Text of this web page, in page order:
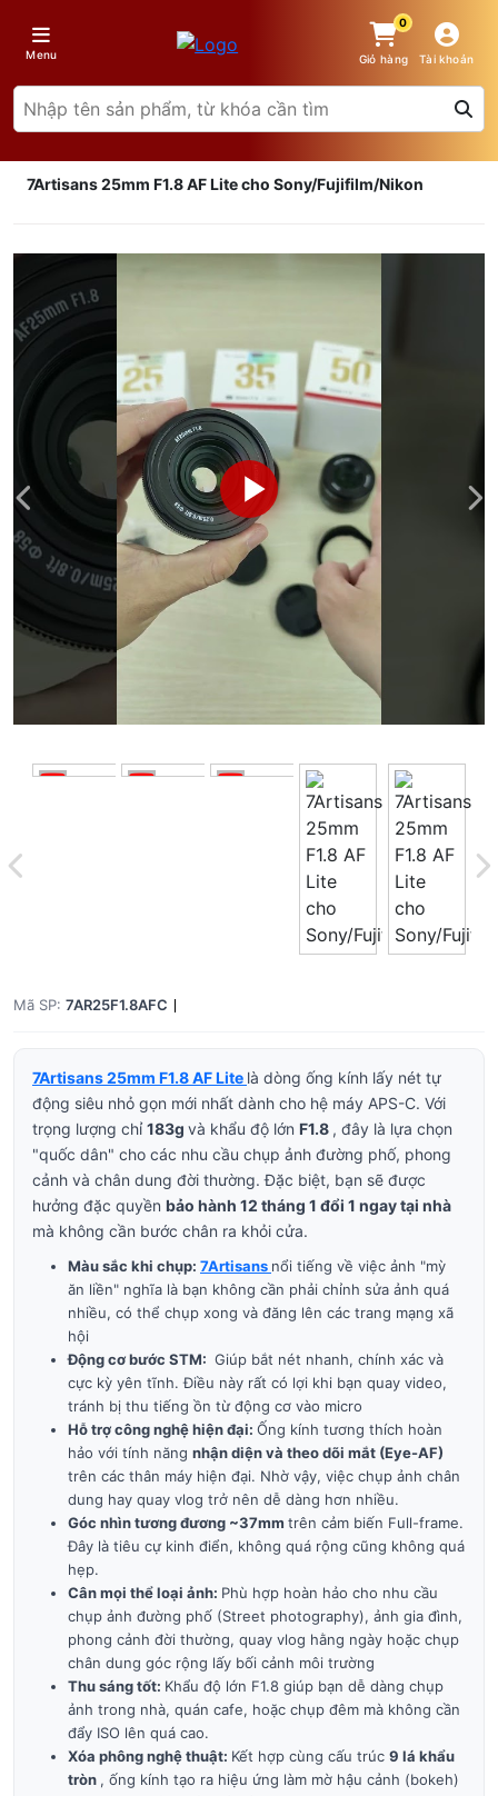
Menu
0
Giỏ hàng Tài khoản
7Artisans 25mm F1.8 AF Lite cho Sony/Fujifilm/Nikon
Mã SP: 7AR25F1.8AFC
7Artisans 25mm F1.8 AF Lite là dòng ống kính lấy nét tự
động siêu nhỏ gọn mới nhất dành cho hệ máy APS-C. Với
trọng lượng chỉ183g và khẩu độ lớn F1.8 , đây là lựa chọn
"quốc dân" cho các nhu cầu chụp ảnh đường phố, phong
cảnh và chân dung đời thường. Đặc biệt, bạn sẽ được
hưởng đặc quyền bảo hành 12 tháng 1 đổi 1 ngay tại nhà
mà không cần bước chân ra khỏi cửa.
Màu sắc khi chụp: 7Artisans nổi tiếng về việc ảnh "mỳ
ăn liền" nghĩa là bạn không cần phải chỉnh sửa ảnh quá
nhiều, có thể chụp xong và đăng lên các trang mạng xã
hội
Động cơ bước STM: Giúp bắt nét nhanh, chính xác và
cực kỳ yên tĩnh. Điều này rất có lợi khi bạn quay video,
tránh bị thu tiếng ồn từ động cơ vào micro
Hỗ trợ công nghệ hiện đại: Ống kính tương thích hoàn
hảo với tính năng nhận diện và theo dõi mắt (Eye-AF)
trên các thân máy hiện đại. Nhờ vậy, việc chụp ảnh chân
dung hay quay vlog trở nên dễ dàng hơn nhiều.
Góc nhìn tương đương ~37mm trên cảm biến Full-frame.
Đây là tiêu cự kinh điển, không quá rộng cũng không quá
hẹp.
Cân mọi thể loại ảnh: Phù hợp hoàn hảo cho nhu cầu
chụp ảnh đường phố (Street photography), ảnh gia đình,
phong cảnh đời thường, quay vlog hằng ngày hoặc chụp
chân dung góc rộng lấy bối cảnh môi trường
Thu sáng tốt: Khẩu độ lớn F1.8 giúp bạn dễ dàng chụp
ảnh trong nhà, quán cafe, hoặc chụp đêm mà không cần
đẩy ISO lên quá cao.
Xóa phông nghệ thuật: Kết hợp cùng cấu trúc 9 lá khẩu
tròn , ống kính tạo ra hiệu ứng làm mờ hậu cảnh (bokeh)
Giá trên 1SP
Tổng giá